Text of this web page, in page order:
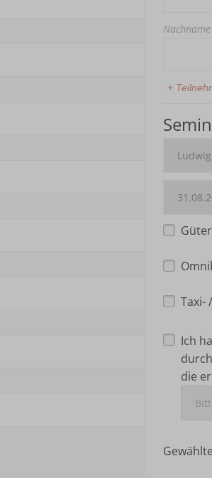
Nachname
+
Taxi-
Ich
die